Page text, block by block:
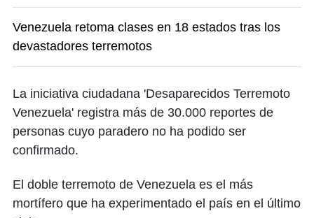
Venezuela retoma clases en 18 estados tras los
devastadores terremotos
La iniciativa ciudadana 'Desaparecidos Terremoto
Venezuela' registra más de 30.000 reportes de
personas cuyo paradero no ha podido ser
confirmado.
El doble terremoto de Venezuela es el más
mortífero que ha experimentado el país en el último